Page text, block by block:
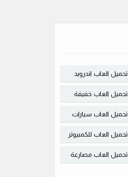
تحميل العاب اندرويد
تحميل العاب خفيفة
تحميل العاب سيارات
تحميل العاب للكمبيوتر
تحميل العاب مصارعة